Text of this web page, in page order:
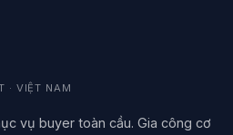
· VIỆT NAM
vụ buyer toàn cầu. Gia công cơ